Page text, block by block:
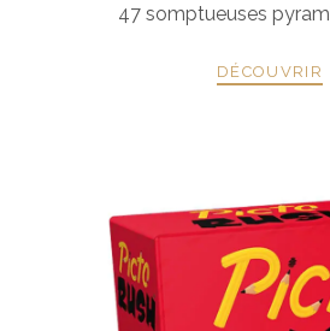
47 somptueuses
DÉCOUVRIR